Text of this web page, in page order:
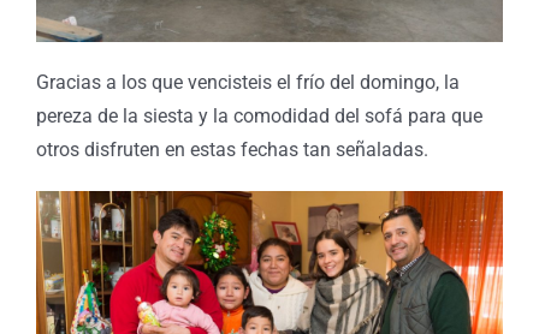
Gracias a los que vencisteis el frío del domingo, la
pereza de la siesta y la comodidad del sofá para que
otros disfruten en estas fechas tan señaladas.